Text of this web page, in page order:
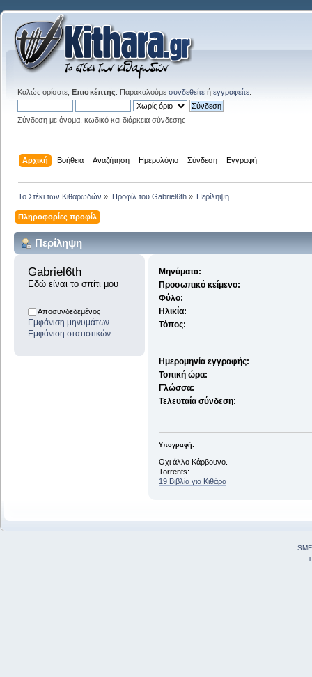
Καλώς ορίσατε, Επισκέπτης . Παρακαλούμε συνδεθείτε ή εγγραφείτε
Σύνδεση με όνομα, κωδικό και διάρκεια σύνδεσης
Αρχική Βοήθεια Αναζήτηση Ημερολόγιο Σύνδεση Εγγραφή
Το Στέκι των Κιθαρωδών » Προφίλ του Gabriel6th» Περίληψη
Πληροφορίες προφίλ
Περίληψη
Gabriel6th
Εδώ είναι το σπίτι μου
Αποσυνδεδεμένος
Εμφάνιση μηνυμάτων
Εμφάνιση στατιστικών
Μηνύματα:
Προσωπικό κείμενο:
Φύλο:
Ηλικία:
Τόπος:
Ημερομηνία εγγραφής:
Τοπική ώρα:
Γλώσσα:
Τελευταία σύνδεση:
Υπογραφή:
Όχι άλλο Κάρβουνο.
Torrents:
19 Βιβλία για Κιθάρα